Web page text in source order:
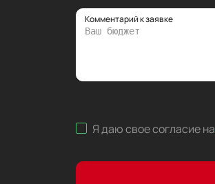
Комментарий к заявке
Я даю свое согласие на